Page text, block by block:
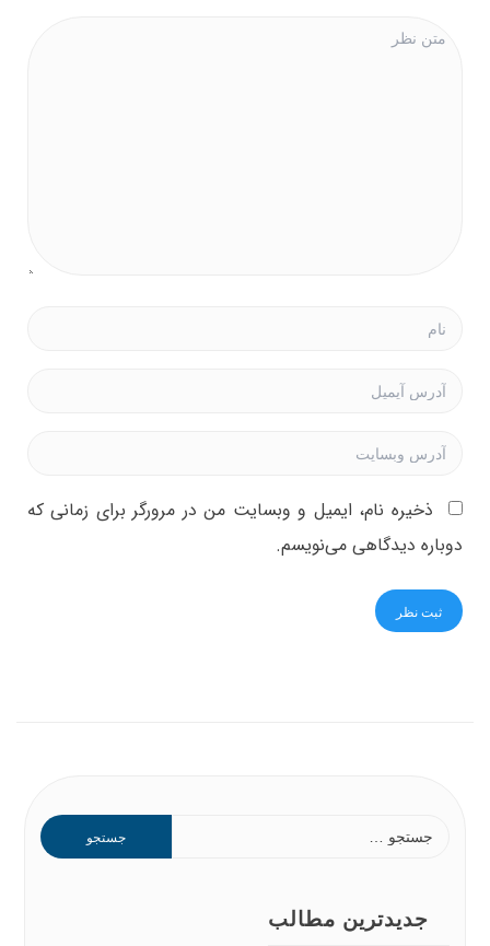
ذخیره نام، ایمیل و وبسایت من در مرورگر برای زمانی که
دوباره دیدگاهی می‌نویسم.
جدیدترین مطالب